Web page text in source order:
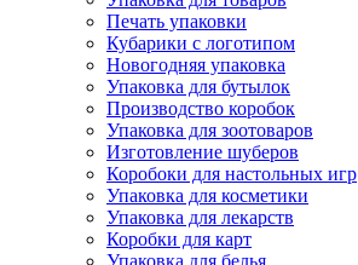
Печать упаковки
Кубарики с логотипом
Новогодняя упаковка
Упаковка для бутылок
Производство коробок
Упаковка для зоотоваров
Изготовление шуберов
Коробоки для настольных игр
Упаковка для косметики
Упаковка для лекарств
Коробки для карт
Упаковка для белья